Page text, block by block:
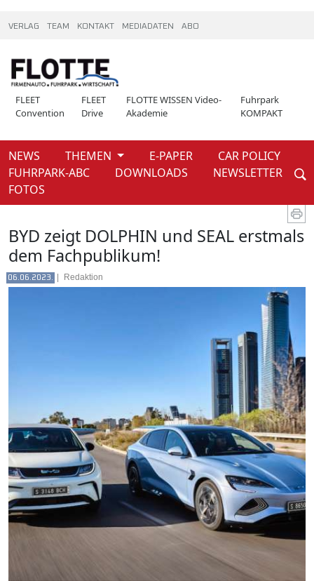
VERLAG TEAM KONTAKT MEDIADATEN ABO
FLEET
Convention
FLEET
Drive
FLOTTE WISSEN Video-
Akademie
Fuhrpark
KOMPAKT
NEWS THEMEN E-PAPER
CAR POLICY
FUHRPARK-ABC
DOWNLOADS
NEWSLETTER
FOTOS
Weiter
News
BYD zeigt DOLPHIN und SEAL erstmals
dem Fachpublikum!
06.06.2023. Redaktion